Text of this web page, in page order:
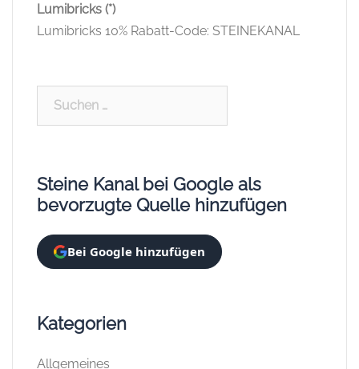
Lumibricks (*)
Lumibricks 10% Rabatt-Code: STEINEKANAL
Suchen
Steine Kanal bei Google als
bevorzugte Quelle hinzufügen
Bei Google hinzufügen
Kategorien
Allgemeines